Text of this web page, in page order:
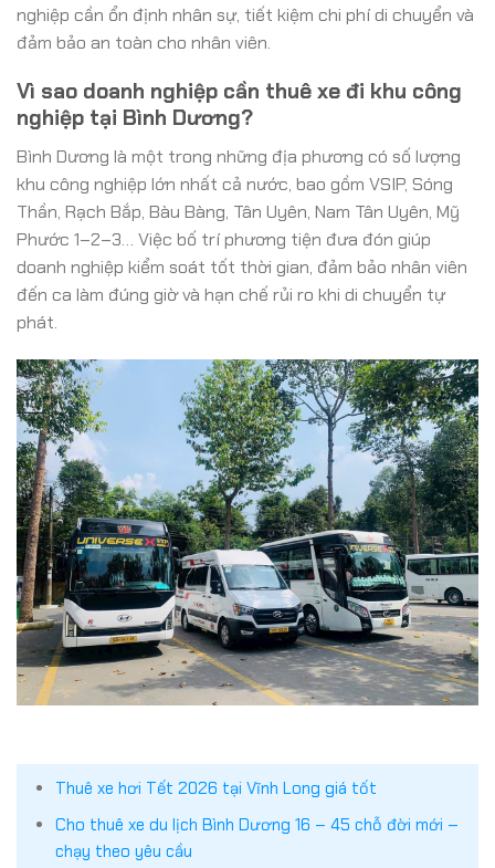
nghiệp cần ổn định nhân sự, tiết kiệm chi phí di chuyển và
đảm bảo an toàn cho nhân viên.
Vì sao doanh nghiệp cần thuê xe đi khu công
nghiệp tại Bình Dương?
Bình Dương là một trong những địa phương có số lượng
khu công nghiệp lớn nhất cả nước, bao gồm VSIP, Sóng
Thần, Rạch Bắp, Bàu Bàng, Tân Uyên, Nam Tân Uyên, Mỹ
Phước 1–2–3… Việc bố trí phương tiện đưa đón giúp
doanh nghiệp kiểm soát tốt thời gian, đảm bảo nhân viên
đến ca làm đúng giờ và hạn chế rủi ro khi di chuyển tự
phát.
Thuê xe hơi Tết 2026 tại Vĩnh Long giá tốt
Cho thuê xe du lịch Bình Dương 16 – 45 chỗ đời mới –
chạy theo yêu cầu